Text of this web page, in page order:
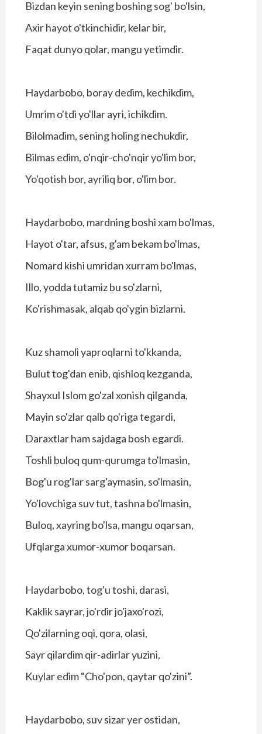
Bizdan keyin sening boshing sog' bo'lsin,
Axir hayot o'tkinchidir, kelar bir,
Faqat dunyo qolar, mangu yetimdir.
Haydarbobo, boray dedim, kechikdim,
Umrim o'tdi yo'llar ayri, ichikdim.
Bilolmadim, sening holing nechukdir,
Bilmas edim, o'nqir-cho'nqir yo'lim bor,
Yo'qotish bor, ayriliq bor, o'lim bor.
Haydarbobo, mardning boshi xam bo'lmas,
Hayot o'tar, afsus, g'am bekam bo'lmas,
Nomard kishi umridan xurram bo'lmas,
Illo, yodda tutamiz bu so'zlarni,
Ko'rishmasak, alqab qo'ygin bizlarni.
Kuz shamoli yaproqlarni to'kkanda,
Bulut tog'dan enib, qishloq kezganda,
Shayxul Islom go'zal xonish qilganda,
Mayin so'zlar qalb qo'riga tegardi,
Daraxtlar ham sajdaga bosh egardi.
Toshli buloq qum-qurumga to'lmasin,
Bog'u rog'lar sarg'aymasin, so'lmasin,
Yo'lovchiga suv tut, tashna bo'lmasin,
Buloq, xayring bo'lsa, mangu oqarsan,
Ufqlarga xumor-xumor boqarsan.
Haydarbobo, tog'u toshi, darasi,
Kaklik sayrar, jo'rdir jo'jaxo'rozi,
Qo'zilarning oqi, qora, olasi,
Sayr qilardim qir-adirlar yuzini,
Kuylar edim “Cho'pon, qaytar qo'zini”.
Haydarbobo, suv sizar yer ostidan,